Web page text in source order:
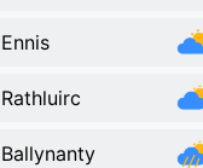
Ennis
Rathluirc
Ballynanty